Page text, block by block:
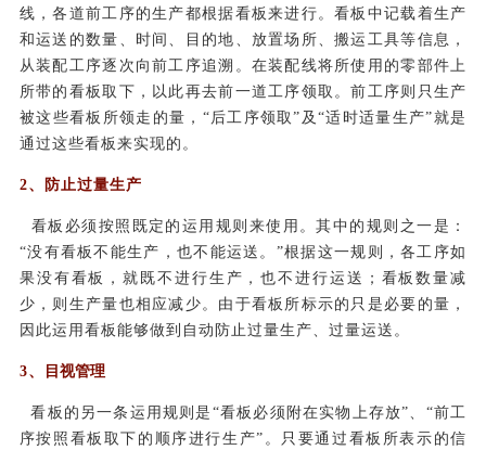
线，各道前工序的生产都根据看板来进行。看板中记载着生产
和运送的数量、时间、目的地、放置场所、搬运工具等信息，
从装配工序逐次向前工序追溯。在装配线将所使用的零部件上
所带的看板取下，以此再去前一道工序领取。前工序则只生产
被这些看板所领走的量，“后工序领取”及“适时适量生产”就是
通过这些看板来实现的。
2、防止过量生产
看板必须按照既定的运用规则来使用。其中的规则之一是：
“没有看板不能生产，也不能运送。”根据这一规则，各工序如
果没有看板，就既不进行生产，也不进行运送；看板数量减
少，则生产量也相应减少。由于看板所标示的只是必要的量，
因此运用看板能够做到自动防止过量生产、过量运送。
3、 目视管理
看板的另一条运用规则是“看板必须附在实物上存放”、“前工
序按照看板取下的顺序进行生产”。只要通过看板所表示的信